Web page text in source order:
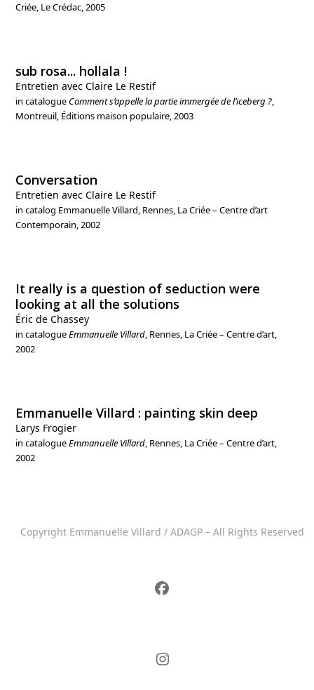
Criée, Le Crédac, 2005
sub rosa... hollala !
Entretien avec Claire Le Restif
in catalogue Comment s’appelle la partie immergée de l’iceberg ?,
Montreuil, Éditions maison populaire, 2003
Conversation
Entretien avec Claire Le Restif
in catalog Emmanuelle Villard, Rennes, La Criée – Centre d’art
Contemporain, 2002
It really is a question of seduction were
looking at all the solutions
Éric de Chassey
in catalogueEmmanuelle Villard, Rennes, La Criée – Centre d’art,
2002
Emmanuelle Villard : painting skin deep
Larys Frogier
in catalogueEmmanuelle Villard, Rennes, La Criée – Centre d’art,
2002
Copyright Emmanuelle Villard / ADAGP – All Rights Reserved